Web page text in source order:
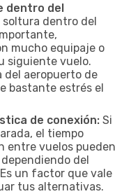
dentro del
soltura dentro del
mucho equipaje o
siguiente vuelo.
del aeropuerto de
bastante estrés el
de conexión: Si
el tiempo
entre vuelos pueden
del
un factor que vale
tus alternativas.